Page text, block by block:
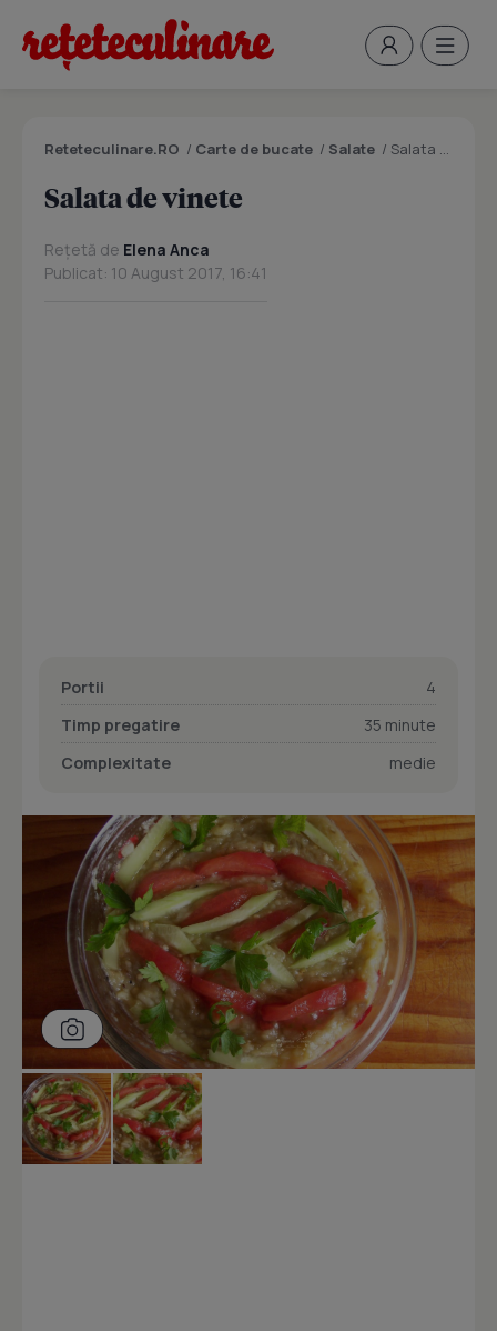
Reteteculinare.RO / Carte de bucate / Salate / Salata de vinete
Salata de vinete
Rețetă de Elena Anca
Publicat: 10 August 2017, 16:41
Portii
4
Timp pregatire
35 minute
Complexitate
medie